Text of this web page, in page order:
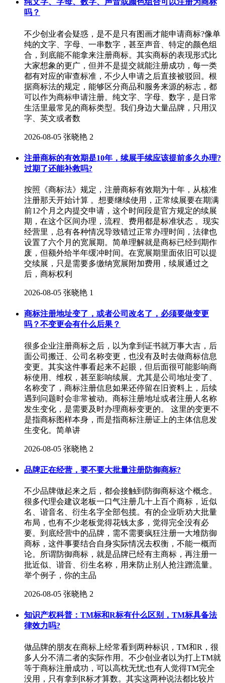
纯文字、字母、数字、声音或颜色组合可以注册为商标
吗？
不少创业者会疑惑，是不是只有图画才能申请商标?像单
纯的文字、字母、一串数字，甚至声音、特定的颜色组
合，到底能不能拿来注册商标。其实商标的表现形式比
大家想象的更广，但并不是提交就能注册成功，每一类
都有对应的审查标准，不少人申请之后直接被驳回。根
据商标法的规定，能够区分商品和服务来源的标志，都
可以作为商标申请注册。纯文字、字母、数字，是日常
生活里最常见的商标类型。我们身边大量品牌，只用汉
字、英文或者数
2026-08-05 张晓艳 2
注册商标的有效期是10年，续展手续应该提前多久办理?
过期了还能补救吗?
按照《商标法》规定，注册商标有效期为十年，从核准
注册那天开始计算 。想要继续使用，正常续展要在期满
前12个月之内提交申请，这个时间段是官方规定的续展
期，在这个区间办理，流程、费用都是标准状态 。现实
经营里，总有各种情况导致错过正常办理时间，法律也
设置了六个月的宽展期。简单理解就是商标已经到期作
废，但额外给半年缓冲时间。在宽展期里面依旧可以提
交续展，只是需要多缴纳宽展附加费用，续展通过之
后，商标权利
2026-08-05 张晓艳 1
商标注册地址变了，或者公司改名了，必须要做变更
吗？不变更会有什么后果？
很多企业注册商标之后，以为拿到证书就万事大吉，后
面公司搬迁、公司名称变更，也没有及时去做商标信息
变更。其实这件事看起来不起眼，但后面很可能影响商
标使用、维权，甚至影响续展。尤其是公司地址变了、
名称变了，商标注册信息如果还停留在旧资料上，后续
遇到问题时会非常被动。商标注册地址或者注册人名称
发生变化，是需要及时办理商标变更的。 这里的变更不
是指商标图样本身，而是指商标注册证上的主体信息发
生变化。简单讲
2026-08-05 张晓艳 2
​品牌正在经营，要不要大批量注册防御商标?
不少品牌做起来之后，都会接触到防御商标这个概念。
很多代理会建议老板一口气注册几十上百个商标，近似
名、谐音名、衍生名字全部包揽。有的企业听劝大批量
布局，也有不少老板觉得花钱太多，觉得完全没有必
要。到底经营中的品牌，需不需要疯狂注册一大堆防御
商标，这件事要结合自身实际情况去权衡，不能一概而
论。所谓防御商标，就是品牌已经有主商标，再注册一
批近似、谐音、衍生名称，用来防止别人抢注蹭流量。
举个例子，你的主品
2026-08-05 张晓艳 2
知识产权科普：TM标和R标有什么区别，TM标具备法
律效力吗?
做品牌的朋友在商标上经常看到两种标识，TM和R，很
多人分不清二者的实际作用。不少创业者以为打上TM就
等于商标注册成功，可以高枕无忧;也有人觉得TM完全
没用，只有拿到R标才算数。其实这两种说法都比较片